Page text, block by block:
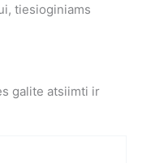
tiesioginiams
galite atsiimti ir